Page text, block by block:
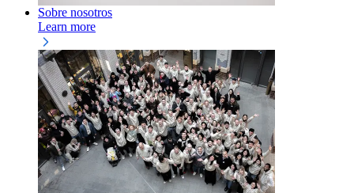
Sobre nosotros
Learn more